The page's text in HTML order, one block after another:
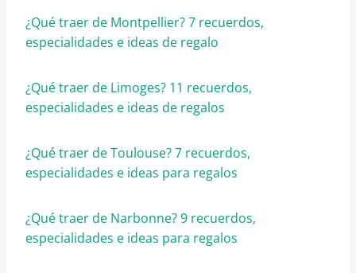
¿Qué traer de Montpellier? 7 recuerdos,
especialidades e ideas de regalo
¿Qué traer de Limoges? 11 recuerdos,
especialidades e ideas de regalos
¿Qué traer de Toulouse? 7 recuerdos,
especialidades e ideas para regalos
¿Qué traer de Narbonne? 9 recuerdos,
especialidades e ideas para regalos